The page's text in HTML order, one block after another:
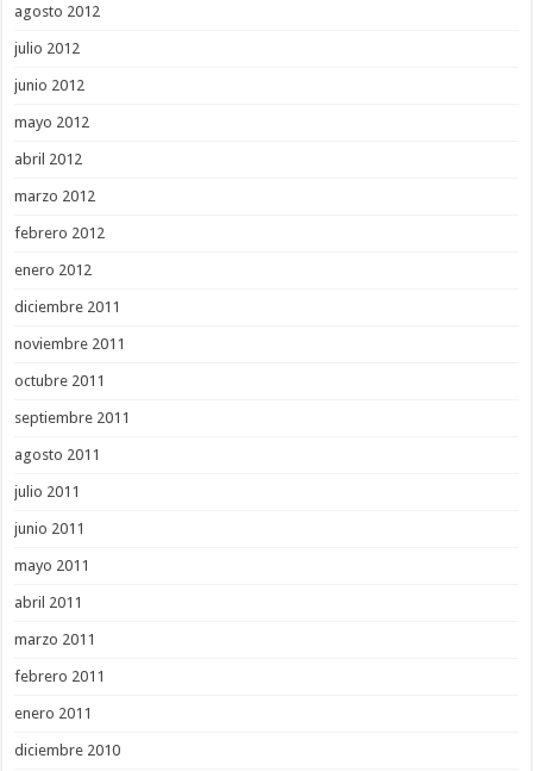
agosto 2012
julio 2012
junio 2012
mayo 2012
abril 2012
marzo 2012
febrero 2012
enero 2012
diciembre 2011
noviembre 2011
octubre 2011
septiembre 2011
agosto 2011
julio 2011
junio 2011
mayo 2011
abril 2011
marzo 2011
febrero 2011
enero 2011
diciembre 2010